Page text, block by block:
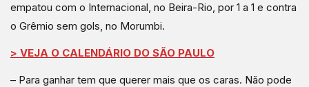
empatou com o Internacional, no Beira-Rio, por 1 a 1 e contra
o Grêmio sem gols, no Morumbi.
> VEJA O CALENDÁRIO DO SÃO PAULO
– Para ganhar tem que querer mais que os caras. Não pode